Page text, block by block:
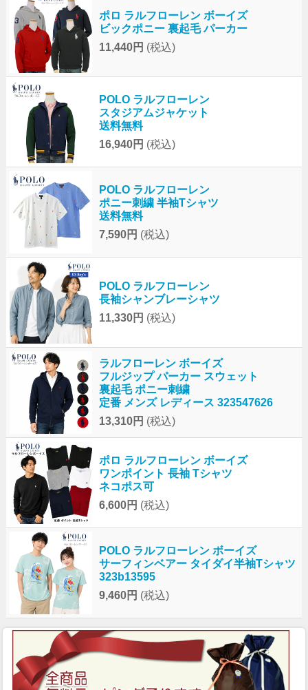
ポロ ラルフローレン ボーイズ
ビックポニー 裏起毛 パーカー
11,440円 (税込)
POLO ラルフローレン
スタジアムジャケット
送料無料
16,940円 (税込)
POLO ラルフローレン
ポニー刺繍 半袖Tシャツ
送料無料
7,590円 (税込)
POLO ラルフローレン
長袖シャンブレーシャツ
11,330円 (税込)
ラルフローレン ボーイズ
フルジップ パーカー スウェット
裏起毛 ポニー刺繍
定番 メンズ レディース 323547626
13,310円 (税込)
ポロ ラルフローレン ボーイズ
ワンポイント 長袖 Tシャツ
ネコポス可
6,600円 (税込)
POLO ラルフローレン ボーイズ
サーフィンベアー タイダイ半袖Tシャツ
323b13595
9,460円 (税込)